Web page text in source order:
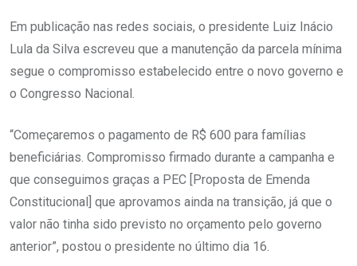
Em publicação nas redes sociais, o presidente Luiz Inácio
Lula da Silva escreveu que a manutenção da parcela mínima
segue o compromisso estabelecido entre o novo governo e
o Congresso Nacional.
“Começaremos o pagamento de R$ 600 para famílias
beneficiárias. Compromisso firmado durante a campanha e
que conseguimos graças a PEC [Proposta de Emenda
Constitucional] que aprovamos ainda na transição, já que o
valor não tinha sido previsto no orçamento pelo governo
anterior”, postou o presidente no último dia 16.